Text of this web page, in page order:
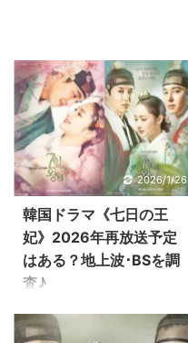
2026/1/26
韓国ドラマ《七日の王
妃》2026年再放送予定
はある？地上波･BSを調
査♪
《七日の王妃》は、大手
動画配信サービス「U-